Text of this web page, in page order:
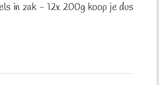
in zak - 12x 200g koop je dus